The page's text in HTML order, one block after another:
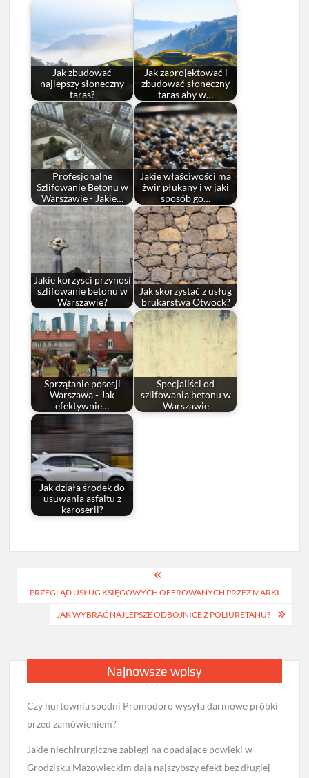
Jak zbudować
najlepszy słoneczny
taras?
Jak zaprojektować i
zbudować słoneczny
taras aby w…
Profesjonalne
Szlifowanie Betonu w
Warszawie - Jakie…
Jakie właściwości ma
żwir płukany i w jaki
sposób go…
Jakie korzyści przynosi
szlifowanie betonu w
Warszawie?
Jak skorzystać z usług
brukarstwa Otwock?
Sprzątanie posesji
Warszawa - Jak
efektywnie…
Specjaliści od
szlifowania betonu w
Warszawie
Jak działa środek do
usuwania asfaltu z
karoserii?
wpisu
PRZEGLĄD USŁUG KSIĘGOWYCH OFEROWANYCH PRZEZ MARKI
JAK WYBRAĆ NAJLEPSZE ODBOJNICE Z POLIURETANU?
Najnowsze wpisy
Czy hurtownia spodni Promodoro wysyła darmowe próbki
przed zamówieniem?
Jakie niechirurgiczne zabiegi na opadające powieki w
Grodzisku Mazowieckim dają najszybszy efekt bez długiej